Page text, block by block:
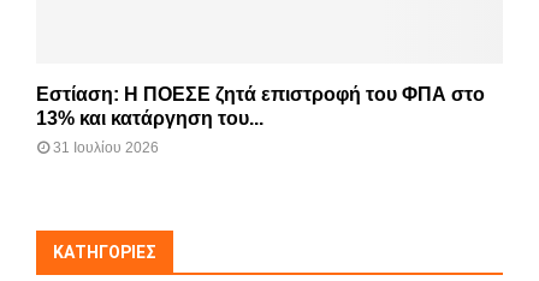
Εστίαση: Η ΠΟΕΣΕ ζητά επιστροφή του ΦΠΑ στο
13% και κατάργηση του...
31 Ιουλίου 2026
KΑΤΗΓΟΡΊΕΣ